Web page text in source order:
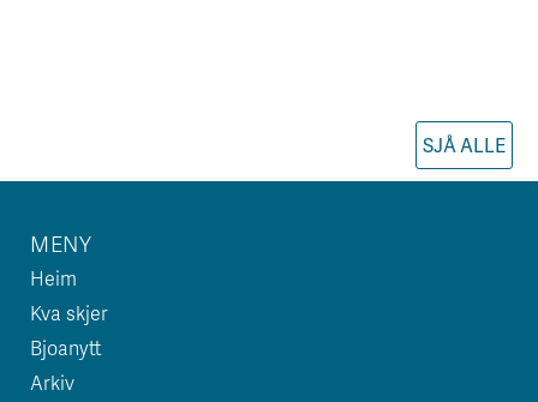
SJÅ ALLE
MENY
Heim
Kva skjer
Bjoanytt
Arkiv